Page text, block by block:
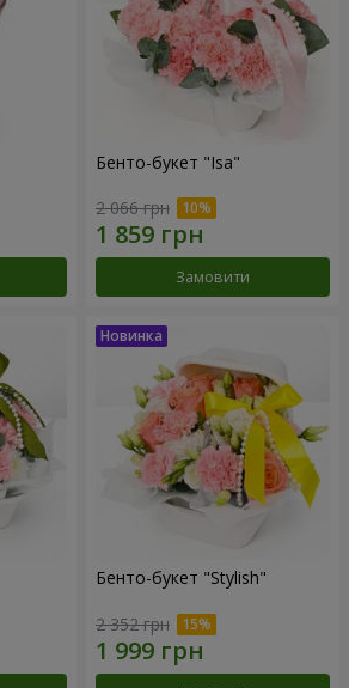
Бенто-букет "Isa"
2 066 грн
Замовити
Бенто-букет "Stylish"
2 352 грн